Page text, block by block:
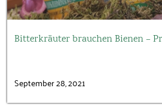
Bitterkräuter brauchen Bienen –
September 28, 2021